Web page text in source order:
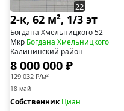
22
2-к, 62 м², 1/3 эт
Богдана Хмельницкого 52
Мкр Богдана Хмельницкого
Калининский район
8 000 000 ₽
129 032 ₽/м²
18 май
СобственникЦиан